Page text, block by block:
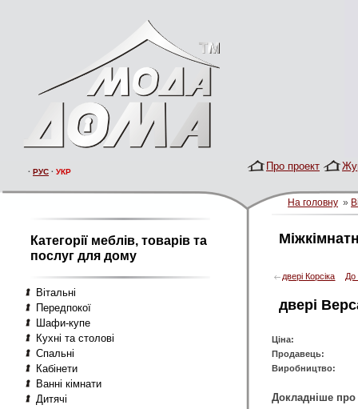
· РУС · УКР Про проект
На головну »
Категорії меблів, товарів та
послуг для дому
Вітальні
Передпокої
Шафи-купе
Кухні та столові
Спальні
Кабінети
Ванні кімнати
Дитячі
двері Корсіка До
двері
Ціна:
Продавець:
Виробництво:
Докладніше